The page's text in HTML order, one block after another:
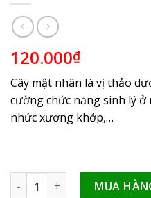
120.000₫
Cây mật nhân là vị thảo
cường chức năng sinh lý
nhức xương khớp,…
Tác dụng của cây mật
MUA